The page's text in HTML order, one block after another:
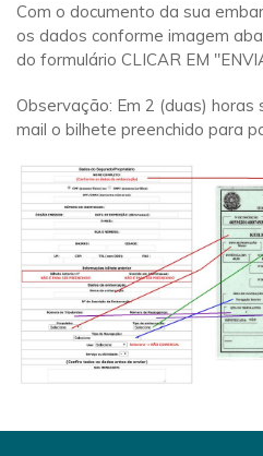
Com o documento da sua
os dados conforme imagem
do formulário CLICAR EM
Observação: Em 2 (duas)
mail o bilhete preenchido para